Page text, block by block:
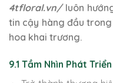
4tfloral.vn/luôn
tin cậy hàng đầu
hoa khai trương.
9.1 Tầm Nhìn Phát Triển